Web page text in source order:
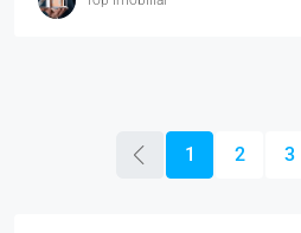
1 2 3